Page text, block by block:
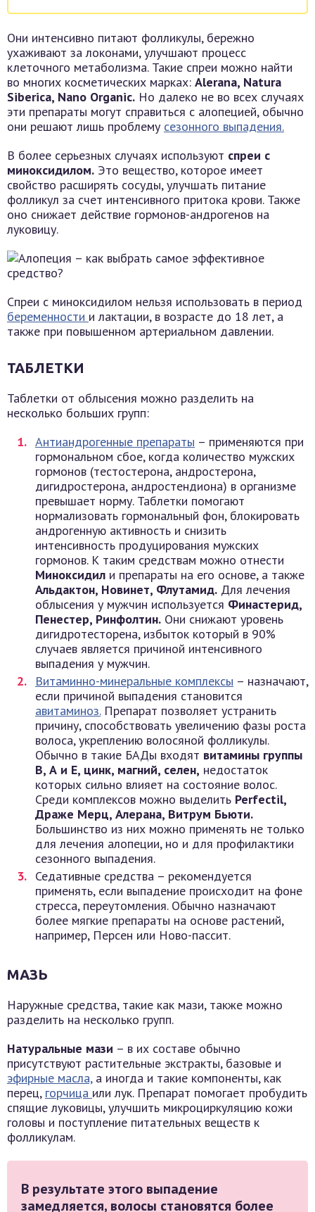
Они интенсивно питают фолликулы, бережно
ухаживают за локонами, улучшают процесс
клеточного метаболизма. Такие спреи можно найти
во многих косметических марках: Alerana, Natura
Siberica, Nano Organic. Но далеко не во всех случаях
эти препараты могут справиться с алопецией, обычно
они решают лишь проблему сезонного выпадения.
В более серьезных случаях используют спреи с
миноксидилом. Это вещество, которое имеет
свойство расширять сосуды, улучшать питание
фолликул за счет интенсивного притока крови. Также
оно снижает действие гормонов-андрогенов на
луковицу.
Спреи с миноксидилом нельзя использовать в период
беременности и лактации, в возрасте до 18 лет, а
также при повышенном артериальном давлении.
ТАБЛЕТКИ
Таблетки от облысения можно разделить на
несколько больших групп:
Антиандрогенные препараты – применяются при
гормональном сбое, когда количество мужских
гормонов (тестостерона, андростерона,
дигидростерона, андростендиона) в организме
превышает норму. Таблетки помогают
нормализовать гормональный фон, блокировать
андрогенную активность и снизить
интенсивность продуцирования мужских
гормонов. К таким средствам можно отнести
Миноксидил и препараты на его основе, а также
Альдактон, Новинет, Флутамид. Для лечения
облысения у мужчин используется Финастерид,
Пенестер, Ринфолтин. Они снижают уровень
дигидротесторена, избыток который в 90%
случаев является причиной интенсивного
выпадения у мужчин.
Витаминно-минеральные комплексы – назначают,
если причиной выпадения становится
авитаминоз.Препарат позволяет устранить
причину, способствовать увеличению фазы роста
волоса, укреплению волосяной фолликулы.
Обычно в такие БАДы входят витамины группы
В, А и Е, цинк, магний, селен, недостаток
которых сильно влияет на состояние волос.
Среди комплексов можно выделить Perfectil,
Драже Мерц, Алерана, Витрум Бьюти.
Большинство из них можно применять не только
для лечения алопеции, но и для профилактики
сезонного выпадения.
Седативные средства – рекомендуется
применять, если выпадение происходит на фоне
стресса, переутомления. Обычно назначают
более мягкие препараты на основе растений,
например, Персен или Ново-пассит.
МАЗЬ
Наружные средства, такие как мази, также можно
разделить на несколько групп.
Натуральные мази – в их составе обычно
присутствуют растительные экстракты, базовые и
эфирные масла,а иногда и такие компоненты, как
перец, горчица или лук. Препарат помогает пробудить
спящие луковицы, улучшить микроциркуляцию кожи
головы и поступление питательных веществ к
фолликулам.
В результате этого выпадение
замедляется, волосы становятся более